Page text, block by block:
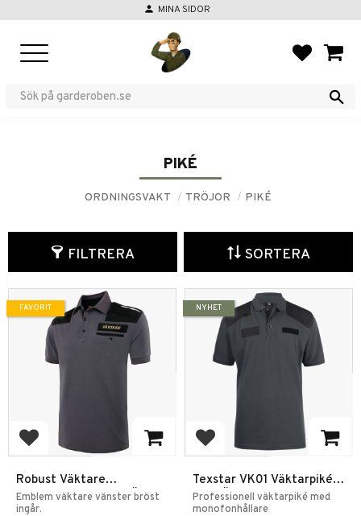
person MINA SIDOR
PIKÉ
ORDNINGSVAKT TRÖJOR PIKÉ
FILTRERA SORTERA
Lägg till i favoriter
Robust Väktare
Hundförarpiké Kort Ärm
Emblem väktare vänster bröst
ingår.
FAVORIT
Lägg till i favoriter
Texstar VK01 Väktarpiké
Kort Ärm
Professionell väktarpiké med
monofonhållare
NYHET